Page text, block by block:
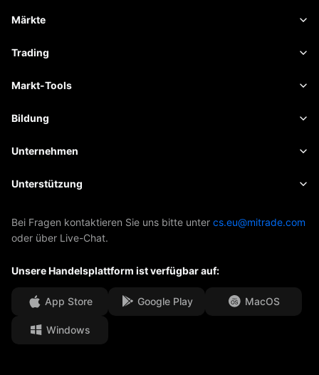
Märkte
Forex
Rohstoffe
Trading
Handelsplattform
Risikomanagement
Markt-Tools
Wirtschaftskalender
Nachrichten
Bildung
Grundlagen
Insights
Unternehmen
Über Mitrade
Unsere Auszeichnungen
Medienzentrum
Karrierechancen
Rechtsdokumente
Unterstützung
Hilfe-Center
Häufig gestellte Fragen
Bei Fragen kontaktieren Sie uns bitte unter cs.eu@mitrade.com
oder über Live-Chat.
Unsere Handelsplattform ist verfügbar auf:
App Store Google Play MacOS
Windows